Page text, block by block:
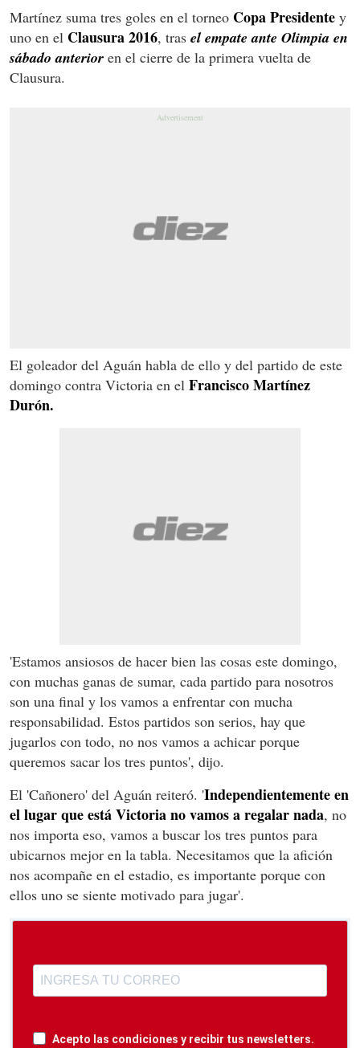
Martínez suma tres goles en el torneo Copa Presidente y
uno en el Clausura 2016, tras el empate ante Olimpia en
sábado anterior en el cierre de la primera vuelta de
Clausura.
El goleador del Aguán habla de ello y del partido de este
domingo contra Victoria en el Francisco Martínez
Durón.
'Estamos ansiosos de hacer bien las cosas este domingo,
con muchas ganas de sumar, cada partido para nosotros
son una final y los vamos a enfrentar con mucha
responsabilidad. Estos partidos son serios, hay que
jugarlos con todo, no nos vamos a achicar porque
queremos sacar los tres puntos', dijo.
El 'Cañonero' del Aguán reiteró. 'Independientemente en
el lugar que está Victoria no vamos a regalar nada, no
nos importa eso, vamos a buscar los tres puntos para
ubicarnos mejor en la tabla. Necesitamos que la afición
nos acompañe en el estadio, es importante porque con
ellos uno se siente motivado para jugar'.
Acepto las condiciones y recibir tus newsletters.